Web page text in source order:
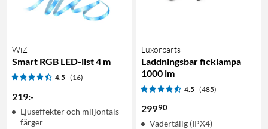
WiZ
Smart RGB LED-list 4 m
4.5 (16)
219:-
Ljuseffekter och miljontals
färger
Luxorparts
Laddningsbar ficklampa
1000 lm
4.5 (485)
29990
Vädertålig (IPX4)